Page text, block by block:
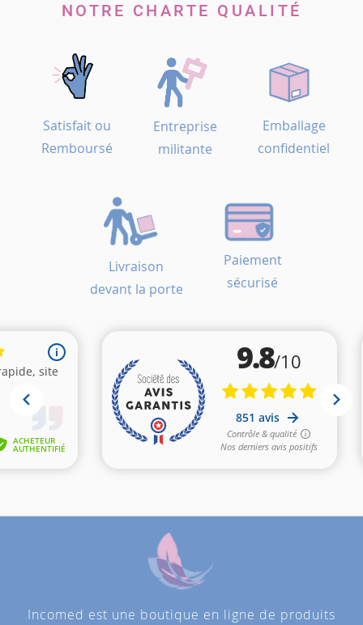
NOTRE CHARTE QUALITÉ
Satisfait ou
Remboursé
Entreprise
militante
Emballage
confidentiel
Livraison
devant la porte
Paiement
sécurisé
Incomed est une boutique en ligne de produits